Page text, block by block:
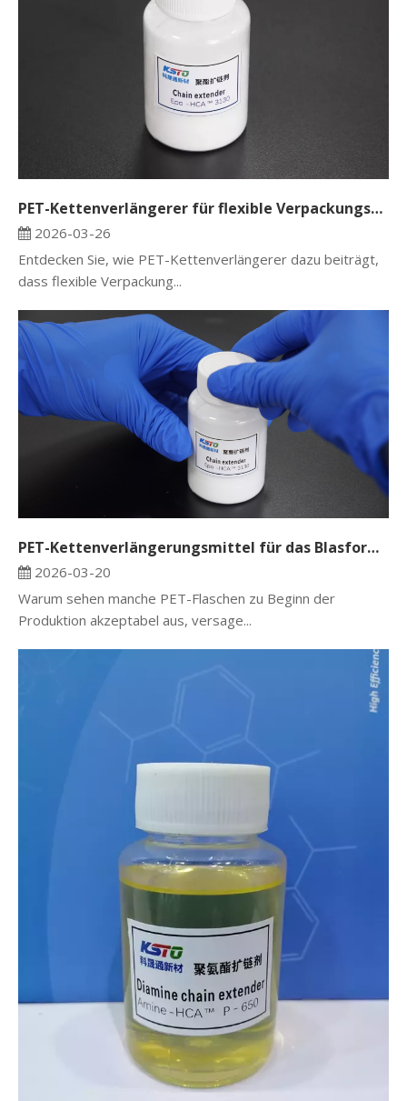
PET-Kettenverlängerer für flexible Verpackungsfolien: Bessere Reißfestigkeit und stabile Folienqualität
2026-03-26
Entdecken Sie, wie PET-Kettenverlängerer dazu beiträgt,
dass flexible Verpackung...
PET-Kettenverlängerungsmittel für das Blasformen: Verbesserung der Flaschenleistung und Dimensionsstabilität
2026-03-20
Warum sehen manche PET-Flaschen zu Beginn der
Produktion akzeptabel aus, versage...